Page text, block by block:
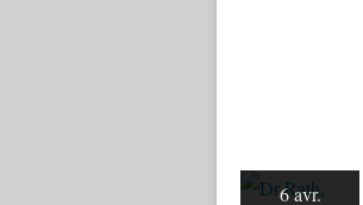
6 avr.